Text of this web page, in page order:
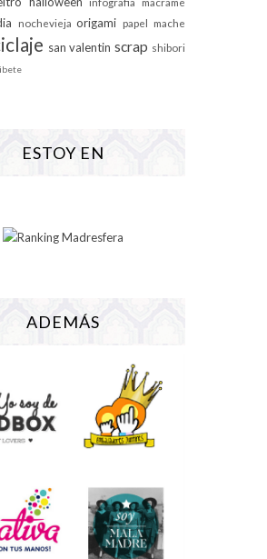
nochevieja origami papel mache
san valentin scrap shibori
ESTOY EN
ADEMÁS